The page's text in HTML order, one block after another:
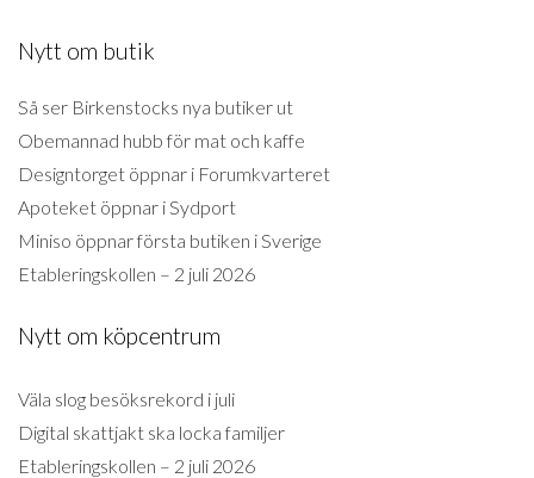
Nytt om butik
Så ser Birkenstocks nya butiker ut
Obemannad hubb för mat och kaffe
Designtorget öppnar i Forumkvarteret
Apoteket öppnar i Sydport
Miniso öppnar första butiken i Sverige
Etableringskollen – 2 juli 2026
Nytt om köpcentrum
Väla slog besöksrekord i juli
Digital skattjakt ska locka familjer
Etableringskollen – 2 juli 2026